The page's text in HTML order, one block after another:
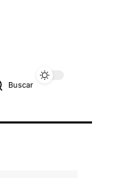
Buscar